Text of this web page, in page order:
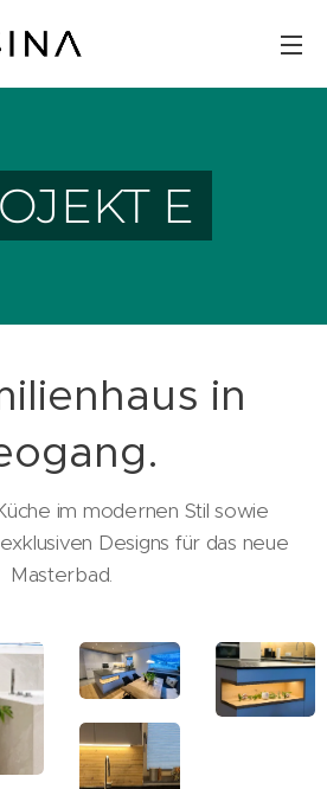
E
in
im modernen Stil sowie
Designs für das neue
Masterbad.